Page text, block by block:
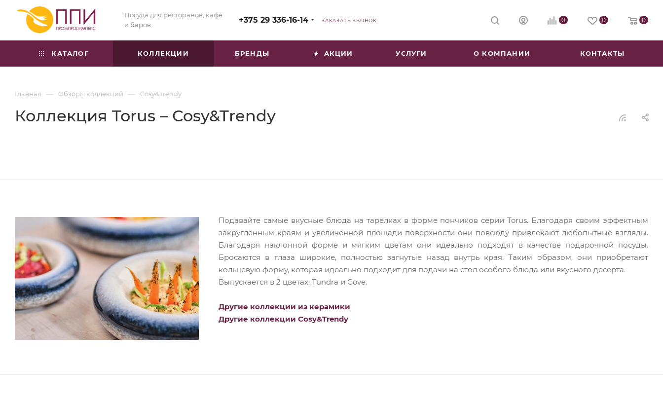
Посуда для ресторанов, кафе
и баров
+375 29 336-16-14 ЗАКАЗАТЬ ЗВОНОК 0 0 0
КАТАЛОГ КОЛЛЕКЦИИ БРЕНДЫ АКЦИИ УСЛУГИ О КОМПАНИИ КОНТАКТЫ
Главная — Обзоры коллекций — Cosy&Trendy
Коллекция Torus – Cosy&Trendy
Подавайте самые вкусные блюда на тарелках в форме пончиков серии Torus. Благодаря своим эффектным
закругленным краям и увеличенной площади поверхности они повсюду привлекают любопытные взгляды.
Благодаря наклонной форме и мягким цветам они идеально подходят в качестве подарочной посуды.
Бросаются в глаза широкие, полностью загнутые назад внутрь края. Таким образом, они приобретают
кольцевую форму, которая идеально подходит для подачи на стол особого блюда или вкусного десерта.
Выпускается в 2 цветах: Tundra и Cove.
Другие коллекции из керамики
Другие коллекции Cosy&Trendy